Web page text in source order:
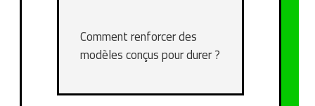
Comment renforcer des
modèles conçus pour durer ?